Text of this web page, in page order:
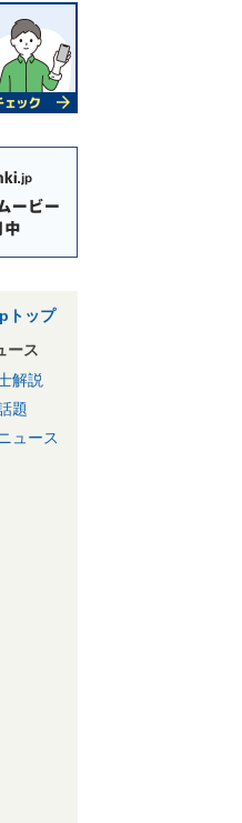
トップ
ース
解説
題
ュース